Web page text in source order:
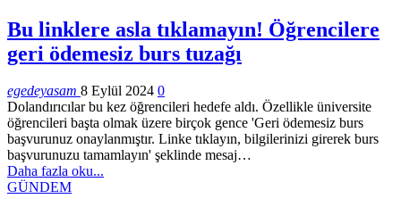
Bu linklere asla tıklamayın! Öğrencilere
geri ödemesiz burs tuzağı
egedeyasam 8 Eylül 2024 0
Dolandırıcılar bu kez öğrencileri hedefe aldı. Özellikle üniversite
öğrencileri başta olmak üzere birçok gence 'Geri ödemesiz burs
başvurunuz onaylanmıştır. Linke tıklayın, bilgilerinizi girerek burs
başvurunuzu tamamlayın' şeklinde mesaj…
Daha fazla oku...
GÜNDEM